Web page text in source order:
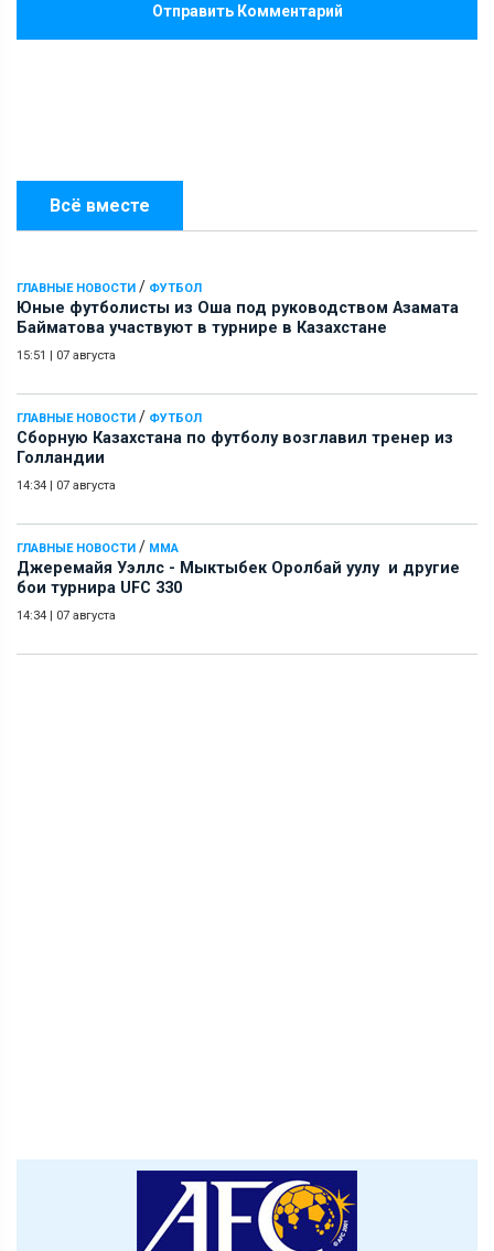
Всё вместе
ГЛАВНЫЕ НОВОСТИ / ФУТБОЛ
Юные футболисты из Оша под руководством Азамата
Байматова участвуют в турнире в Казахстане
15:51 | 07 августа
ГЛАВНЫЕ НОВОСТИ / ФУТБОЛ
Сборную Казахстана по футболу возглавил тренер из
Голландии
14:34 | 07 августа
ГЛАВНЫЕ НОВОСТИ / ММА
Джеремайя Уэллс - Мыктыбек Оролбай уулу и другие
бои турнира UFC 330
14:34 | 07 августа
Отправить Комментарий